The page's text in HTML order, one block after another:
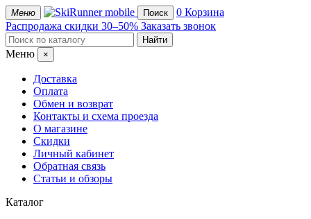
Меню mobile Поиск 0 Корзина
Распродажа скидки 30–50% Заказать звонок
Меню ×
Доставка
Оплата
Обмен и возврат
Контакты и схема проезда
О магазине
Скидки
Личный кабинет
Обратная связь
Статьи и обзоры
Каталог